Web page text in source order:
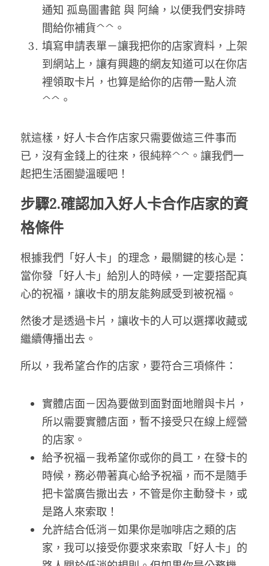
通知 孤島圖書館 與 阿綸，以便我們安排時
間給你補貨^^。
填寫申請表單－讓我把你的店家資料，上架
到網站上，讓有興趣的網友知道可以在你店
裡領取卡片，也算是給你的店帶一點人流
^^。
就這樣，好人卡合作店家只需要做這三件事而
已，沒有金錢上的往來，很純粹^^。讓我們一
起把生活圈變溫暖吧！
步驟2.確認加入好人卡合作店家的資
格條件
根據我們「好人卡」的理念，最關鍵的核心是：
當你發「好人卡」給別人的時候，一定要搭配真
心的祝福，讓收卡的朋友能夠感受到被祝福。
然後才是透過卡片，讓收卡的人可以選擇收藏或
繼續傳播出去。
所以，我希望合作的店家，要符合三項條件：
實體店面－因為要做到面對面地贈與卡片，
所以需要實體店面，暫不接受只在線上經營
的店家。
給予祝福－我希望你或你的員工，在發卡的
時候，務必帶著真心給予祝福，而不是隨手
把卡當廣告撒出去，不管是你主動發卡，或
是路人來索取！
允許結合低消－如果你是咖啡店之類的店
家，我可以接受你要求來索取「好人卡」的